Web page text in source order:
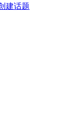
建话题